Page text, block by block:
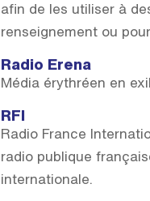
afin de les utiliser à
renseignement ou
Radio Erena
Média érythréen en
RFI
Radio France
radio publique
internationale.